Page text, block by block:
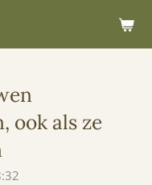
ook als ze